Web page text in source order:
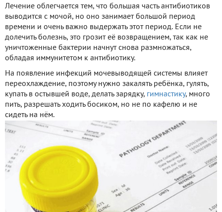
Лечение облегчается тем, что большая часть антибиотиков
выводится с мочой, но оно занимает большой период
времени и очень важно выдержать этот период. Если не
долечить болезнь, это грозит её возвращением, так как не
уничтоженные бактерии начнут снова размножаться,
обладая иммунитетом к антибиотику.
На появление инфекций мочевыводящей системы влияет
переохлаждение, поэтому нужно закалять ребёнка, гулять,
купать в остывшей воде, делать зарядку, гимнастику, много
пить, разрешать ходить босиком, но не по кафелю и не
сидеть на нём.